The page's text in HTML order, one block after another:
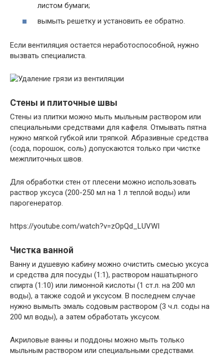
листом бумаги;
вымыть решетку и установить ее обратно.
Если вентиляция остается неработоспособной, нужно
вызвать специалиста.
Стены и плиточные швы
Стены из плитки можно мыть мыльным раствором или
специальными средствами для кафеля. Отмывать пятна
нужно мягкой губкой или тряпкой. Абразивные средства
(сода, порошок, соль) допускаются только при чистке
межплиточных швов.
Для обработки стен от плесени можно использовать
раствор уксуса (200-250 мл на 1 л теплой воды) или
парогенератор.
https://youtube.com/watch?v=zOpQd_LUVWI
Чистка ванной
Ванну и душевую кабину можно очистить смесью уксуса
и средства для посуды (1:1), раствором нашатырного
спирта (1:10) или лимонной кислоты (1 ст.л. на 200 мл
воды), а также содой и уксусом. В последнем случае
нужно вымыть эмаль содовым раствором (3 ч.л. соды на
200 мл воды), а затем обработать уксусом.
Акриловые ванны и поддоны можно мыть только
мыльным раствором или специальными средствами.